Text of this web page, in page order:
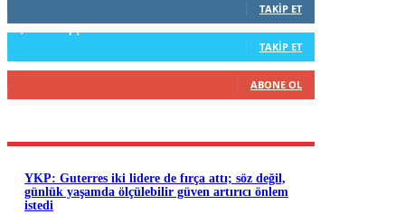
TAKIP ET
TAKIP ET
ABONE OL
YKP: Guterres iki lidere de fırça attı; söz değil,
günlük yaşamda ölçülebilir güven artırıcı önlem
istedi